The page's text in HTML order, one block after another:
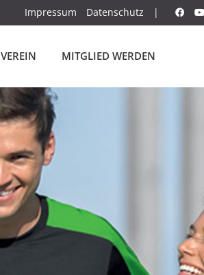
Impressum Datenschutz |
VEREIN MITGLIED WERDEN